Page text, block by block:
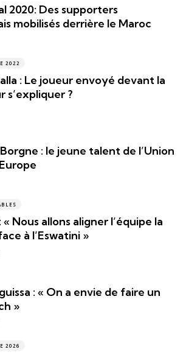
2020: Des supporters
mobilisés derrière le Maroc
2022
: Le joueur envoyé devant la
s’expliquer ?
: le jeune talent de l’Union
« Nous allons aligner l’équipe la
à l’Eswatini »
: « On a envie de faire un
»
2026